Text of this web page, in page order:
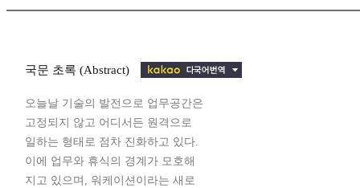
국문 초록 (Abstract)
오늘날 기술의 발전으로 업무공간은
고정되지 않고 어디서든 원격으로
일하는 형태로 점차 진화하고 있다.
이에 업무와 휴식의 경계가 모호해
지고 있으며, 워케이션이라는 새로